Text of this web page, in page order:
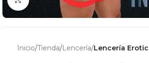
Inicio Tienda Lencería Lencería